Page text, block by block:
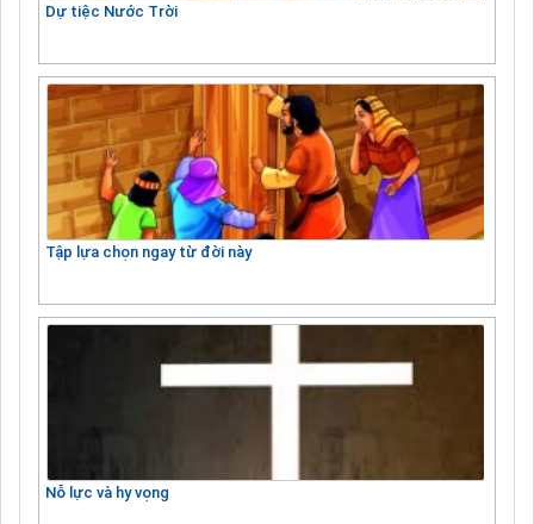
Dự tiệc Nước Trời
Tập lựa chọn ngay từ đời này
Nỗ lực và hy vọng